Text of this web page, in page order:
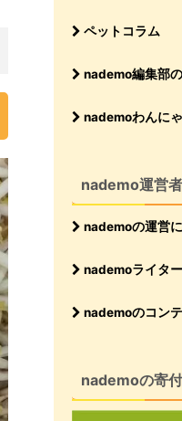
ペットコラム
nademo編集部
nademoわんに
nademo運営
nademoの運営
nademoライタ
nademoのコン
nademoの寄